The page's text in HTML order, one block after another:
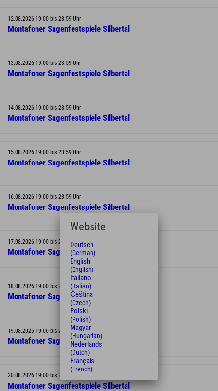
12.08.2026 19:00 bis 23:59 Uhr
Montafoner Sagenfestspiele Silbertal
13.08.2026 19:00 bis 23:59 Uhr
Montafoner Sagenfestspiele Silbertal
14.08.2026 19:00 bis 23:59 Uhr
Montafoner Sagenfestspiele Silbertal
15.08.2026 19:00 bis 23:59 Uhr
Montafoner Sagenfestspiele Silbertal
16.08.2026 19:00 bis 23:59 Uhr
Montafoner Sagenfestspiele Silbertal
17.08.2026 19:00 bis 23:59 Uhr
Montafoner Sagenfestspiele Silbertal
18.08.2026 19:00 bis 23:59 Uhr
Montafoner Sagenfestspiele Silbertal
19.08.2026 19:00 bis 23:59 Uhr
Montafoner Sagenfestspiele Silbertal
20.08.2026 19:00 bis 23:59 Uhr
Montafoner Sagenfestspiele Silbertal
Website
Deutsch
(German)
English
(English)
Italiano
(Italian)
Čeština
(Czech)
Polski
(Polish)
Magyar
(Hungarian)
Nederlands
(Dutch)
Français
(French)